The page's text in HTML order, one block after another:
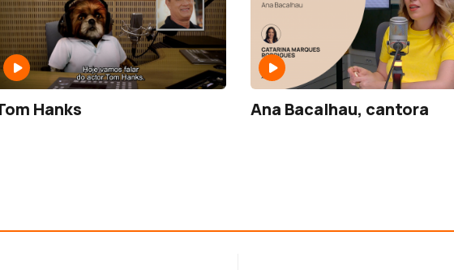
Hanks Ana Bacalhau, cantora